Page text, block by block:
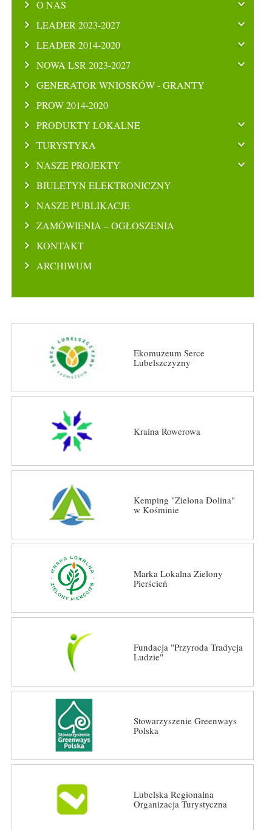
O NAS
LEADER 2023-2027
LEADER 2014-2020
NOWA LSR 2023-2027
GENERATOR WNIOSKÓW - GRANTY
PROW 2014-2020
PRODUKTY LOKALNE
TURYSTYKA
NASZE PROJEKTY
BIULETYN ELEKTRONICZNY
NASZE PUBLIKACJE
ZAMÓWIENIA – OGŁOSZENIA
KONTAKT
ARCHIWUM
Ekomuzeum Serce
Lubelszczyzny
Kraina Rowerowa
Kemping "Zielona Dolina"
w Kośminie
Marka Lokalna Zielony
Pierścień
Fundacja "Przyroda Tradycja
Ludzie"
Stowarzyszenie Greenways
Polska
Lubelska Regionalna
Organizacja Turystyczna